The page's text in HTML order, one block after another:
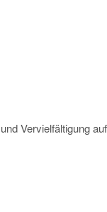
Vervielfältigung